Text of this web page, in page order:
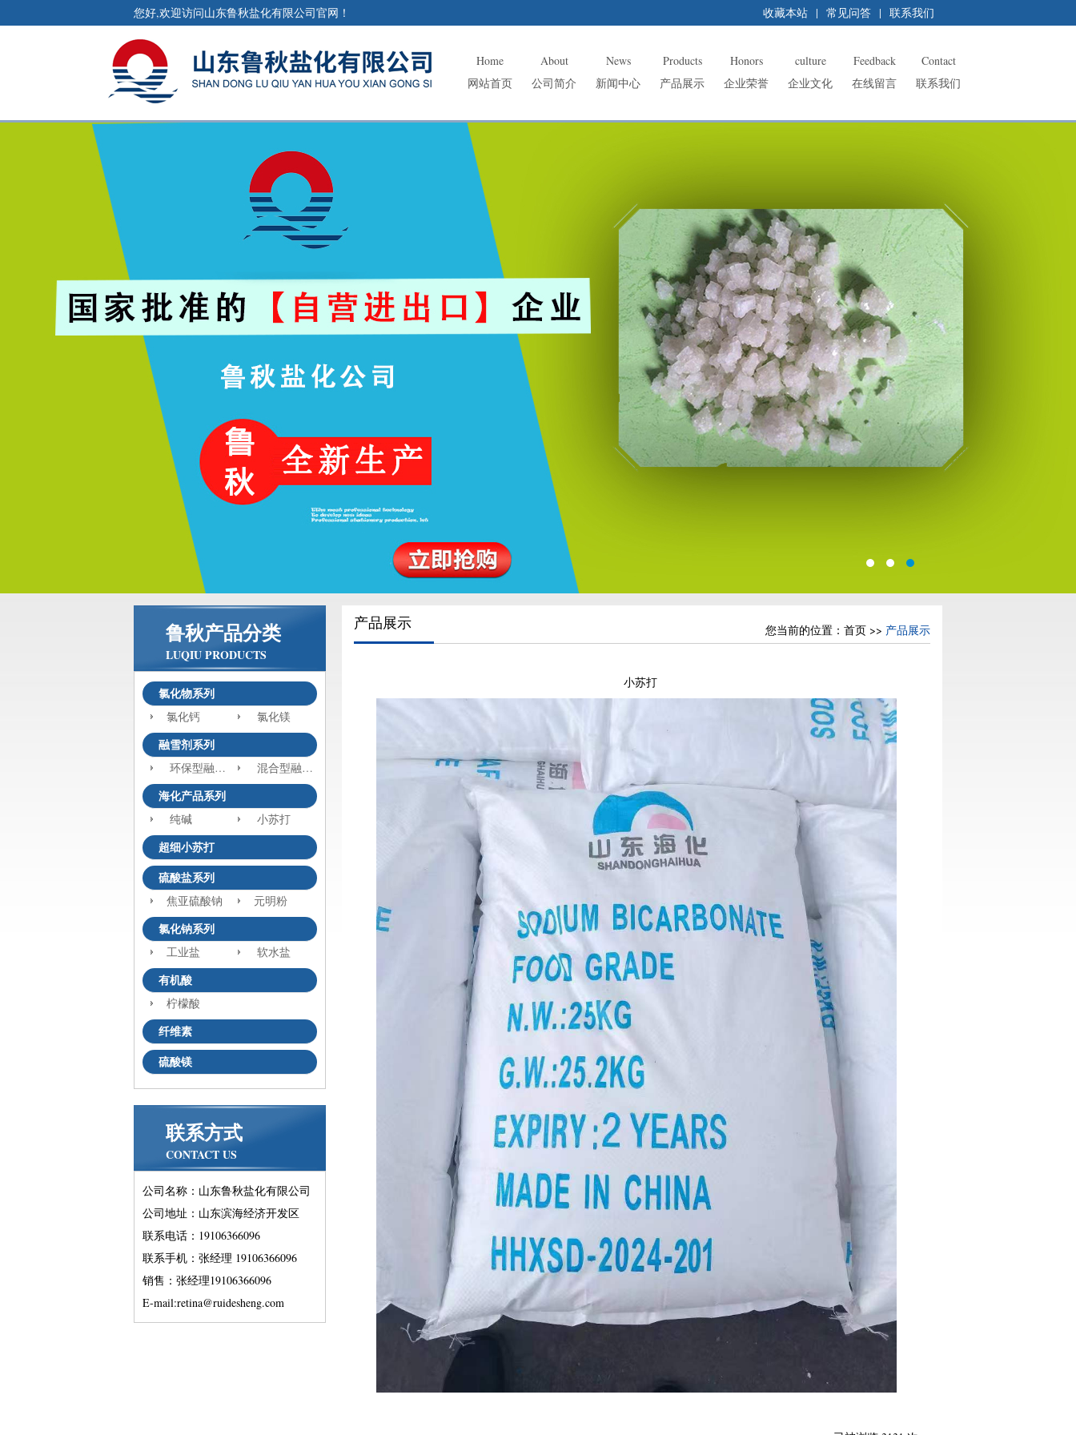
您好,欢迎访问山东鲁秋盐化有限公司官网！ 收藏本站 | 常见问答 | 联系我们
Home
网站首页
About
公司简介
News
新闻中心
Products
产品展示
Honors
企业荣誉
culture
企业文化
Feedback
在线留言
Contact
联系我们
鲁秋产品分类
LUQIU PRODUCTS
氯化物系列
氯化钙 氯化镁
融雪剂系列
环保型融雪剂 混合型融雪剂
海化产品系列
纯碱 小苏打
超细小苏打
硫酸盐系列
焦亚硫酸钠 元明粉
氯化钠系列
工业盐 软水盐
有机酸
柠檬酸
纤维素
硫酸镁
联系方式
CONTACT US
公司名称：山东鲁秋盐化有限公司
公司地址：山东滨海经济开发区
联系电话：19106366096
联系手机：张经理 19106366096
销售：张经理19106366096
E-mail:retina@ruidesheng.com
产品展示 您当前的位置： 首页 >> 产品展示
小苏打